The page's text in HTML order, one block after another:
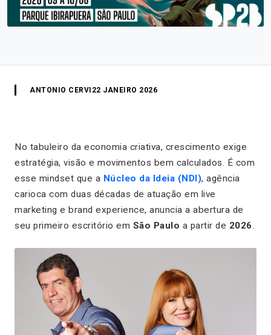
ANTONIO CERVI 22 JANEIRO 2026
No tabuleiro da economia criativa, crescimento exige
estratégia, visão e movimentos bem calculados. É com
esse mindset que a Núcleo da Ideia (NDI), agência
carioca com duas décadas de atuação em live
marketing e brand experience, anuncia a abertura de
seu primeiro escritório em São Paulo a partir de 2026.